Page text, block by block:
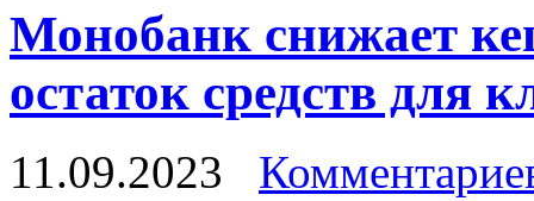
Монобанк снижает
остаток средств для
11.09.2023